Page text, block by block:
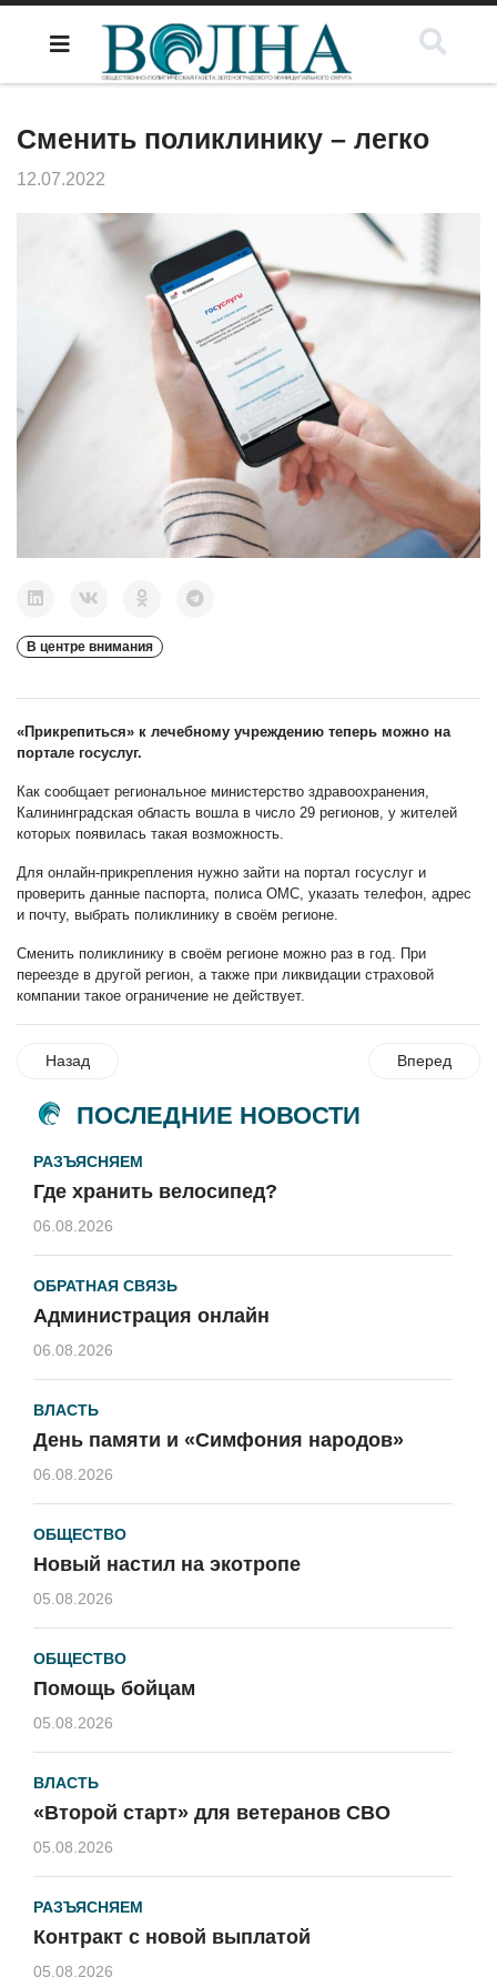
Сменить поликлинику – легко
12.07.2022
В центре внимания
«Прикрепиться» к лечебному учреждению теперь можно на
портале госуслуг.
Как сообщает региональное министерство здравоохранения,
Калининградская область вошла в число 29 регионов, у жителей
которых появилась такая возможность.
Для онлайн-прикрепления нужно зайти на портал госуслуг и
проверить данные паспорта, полиса ОМС, указать телефон, адрес
и почту, выбрать поликлинику в своём регионе.
Сменить поликлинику в своём регионе можно раз в год. При
переезде в другой регион, а также при ликвидации страховой
компании такое ограничение не действует.
Назад Вперед
ПОСЛЕДНИЕ НОВОСТИ
РАЗЪЯСНЯЕМ
Где хранить велосипед?
06.08.2026
ОБРАТНАЯ СВЯЗЬ
Администрация онлайн
06.08.2026
ВЛАСТЬ
День памяти и «Симфония народов»
06.08.2026
ОБЩЕСТВО
Новый настил на экотропе
05.08.2026
ОБЩЕСТВО
Помощь бойцам
05.08.2026
ВЛАСТЬ
«Второй старт» для ветеранов СВО
05.08.2026
РАЗЪЯСНЯЕМ
Контракт с новой выплатой
05.08.2026